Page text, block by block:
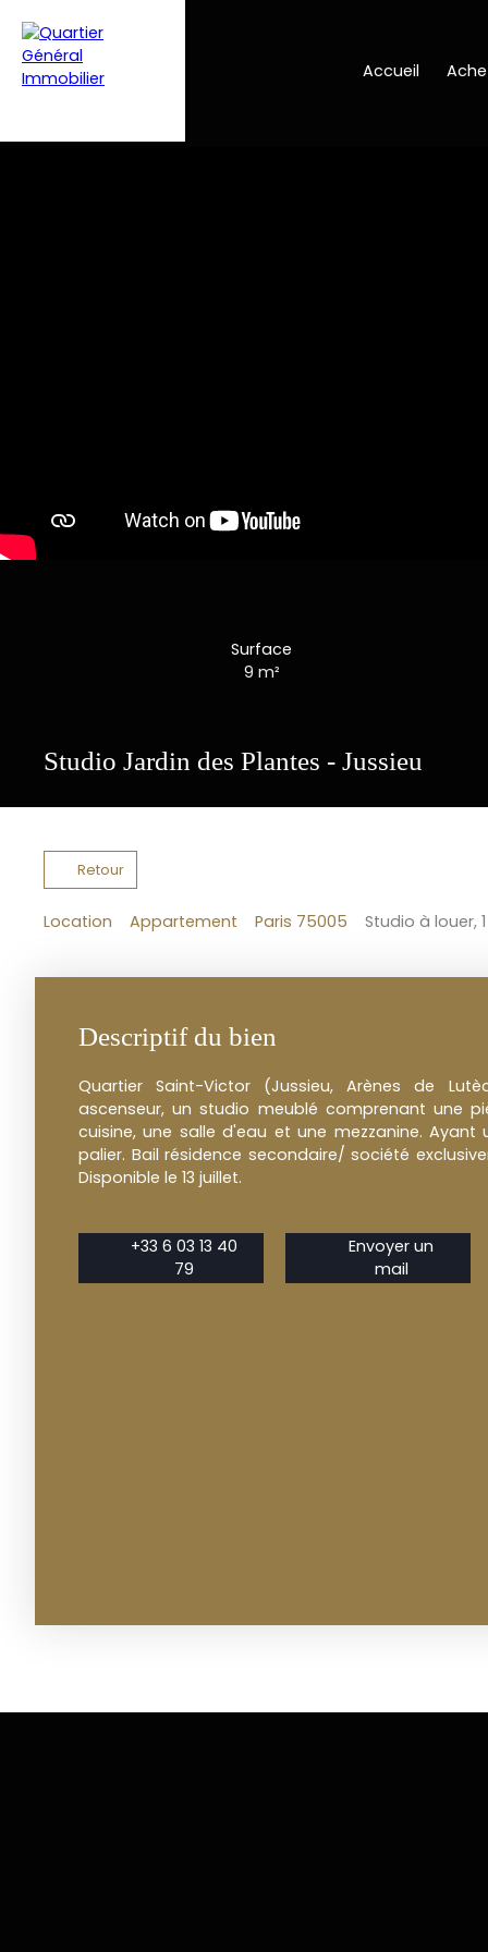
Accueil
Surface
9 m²
Studio Jardin des Plantes - Jussieu
Retour
Location Appartement Paris 75005 Studio à louer,
Descriptif du bien
Quartier Saint-Victor (Jussieu, Arènes de
ascenseur, un studio meublé comprenant une
cuisine, une salle d'eau et une mezzanine.
palier. Bail résidence secondaire/ société
Disponible le 13 juillet.
+33 6 03 13 40
79
Envoyer un
mail